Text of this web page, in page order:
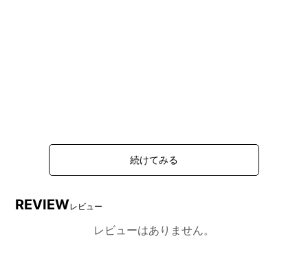
REVIEWレビュー
レビューはありません。